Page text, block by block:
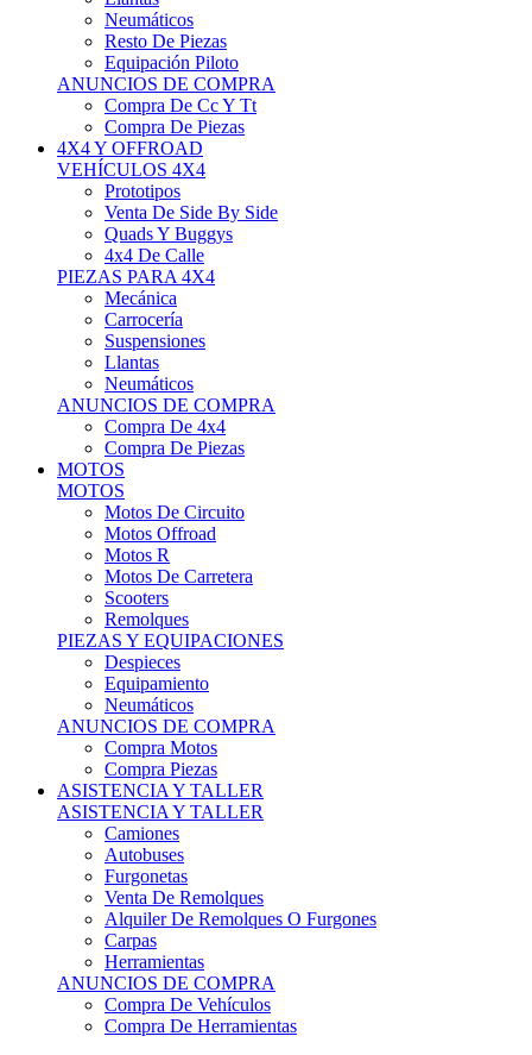
Neumáticos
Resto De Piezas
Equipación Piloto
ANUNCIOS DE COMPRA
Compra De Cc Y Tt
Compra De Piezas
4X4 Y OFFROAD
VEHÍCULOS 4X4
Prototipos
Venta De Side By Side
Quads Y Buggys
4x4 De Calle
PIEZAS PARA 4X4
Mecánica
Carrocería
Suspensiones
Llantas
Neumáticos
ANUNCIOS DE COMPRA
Compra De 4x4
Compra De Piezas
MOTOS
MOTOS
Motos De Circuito
Motos Offroad
Motos R
Motos De Carretera
Scooters
Remolques
PIEZAS Y EQUIPACIONES
Despieces
Equipamiento
Neumáticos
ANUNCIOS DE COMPRA
Compra Motos
Compra Piezas
ASISTENCIA Y TALLER
ASISTENCIA Y TALLER
Camiones
Autobuses
Furgonetas
Venta De Remolques
Alquiler De Remolques O Furgones
Carpas
Herramientas
ANUNCIOS DE COMPRA
Compra De Vehículos
Compra De Herramientas